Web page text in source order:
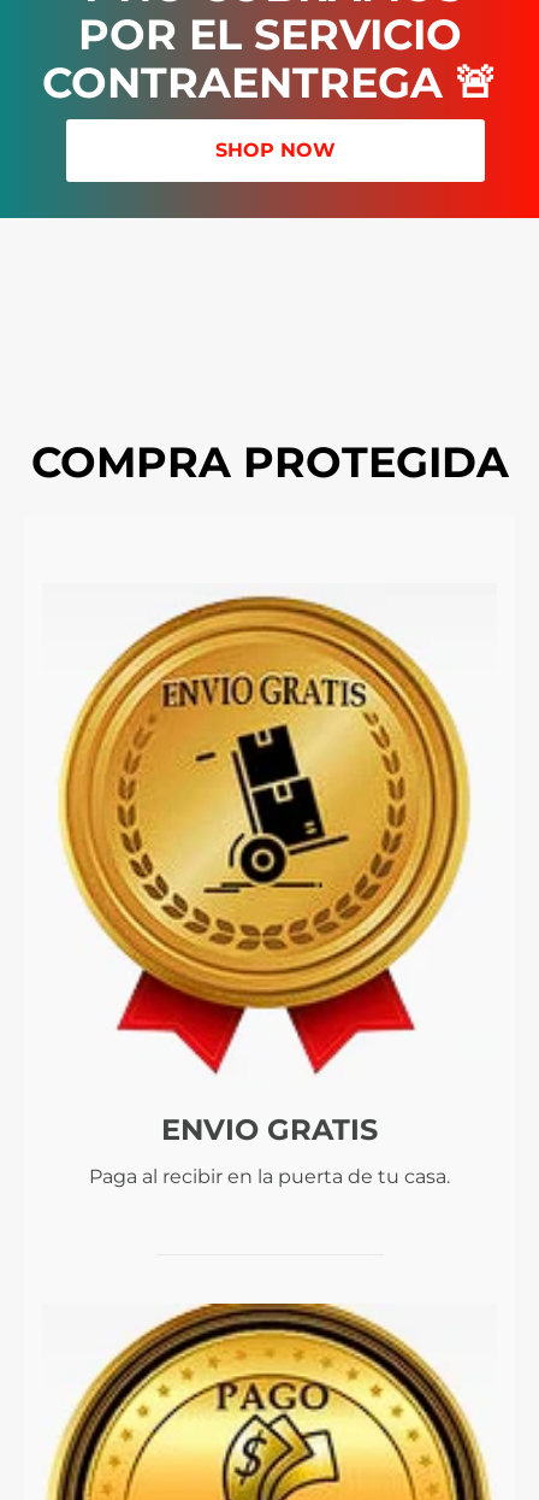
POR EL SERVICIO
CONTRAENTREGA 🚨
SHOP NOW
COMPRA PROTEGIDA
ENVIO GRATIS
Paga al recibir en la puerta de tu casa.